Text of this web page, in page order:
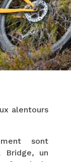
alentours
sont
Bridge, un